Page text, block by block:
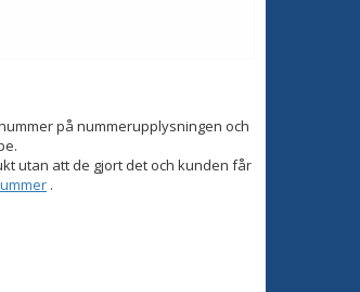
på nummerupplysningen och
utan att de gjort det och kunden får
.